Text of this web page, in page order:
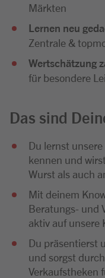
Märkten
Lernen neu
Zentrale &
Wertschätzung
für besondere
Das sind
Du lernst
kennen und
Wurst als auch
Mit deinem
Beratungs- und
aktiv auf unsere
Du präsentierst
und sorgst
Verkaufstheken